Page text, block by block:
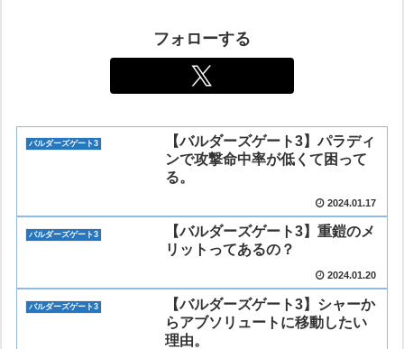
フォローする
バルダーズゲート3
【バルダーズゲート3】パラディ
ンで攻撃命中率が低くて困って
る。
2024.01.17
バルダーズゲート3
【バルダーズゲート3】重鎧のメ
リットってあるの？
2024.01.20
バルダーズゲート3
【バルダーズゲート3】シャーか
らアブソリュートに移動したい
理由。